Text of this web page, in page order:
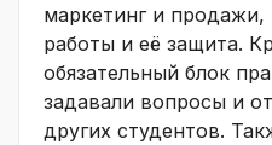
маркетинг и
работы и её защита.
обязательный блок
задавали вопросы и
других студентов.